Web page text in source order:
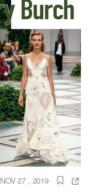
NOV 27 , 2019